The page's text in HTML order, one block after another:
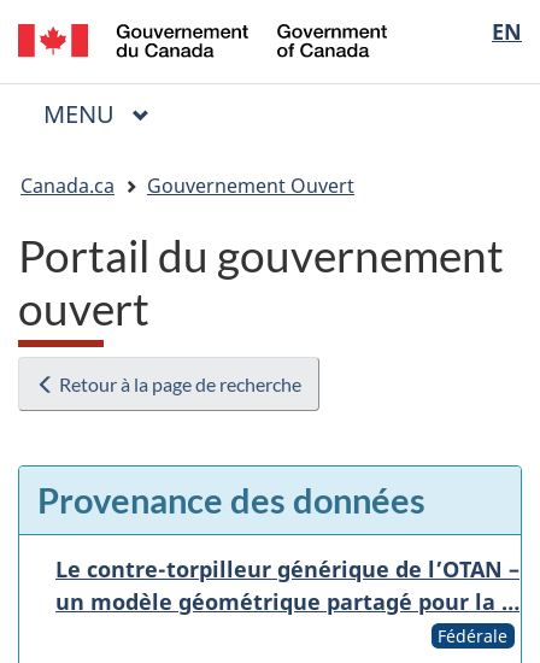
Passer
au
contenu
Passer
à
« Au
Passer
à
la
EN
of
Menu
MENU PRINCIPAL
êtes
ici
Canada.ca Gouvernement Ouvert
Portail du gouvernement
ouvert
Retour à la page de recherche
Provenance des données
Le contre-torpilleur g´en´erique de l’OTAN –
un mod`ele g´eom´etrique partag´e pour la …
Fédérale